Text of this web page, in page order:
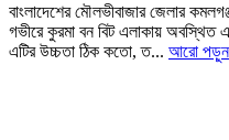
বাংলাদেশের মৌলভীবাজার জেলার
গভীরে কুরমা বন বিট এলাকায় অবস্থিত
এটির উচ্চতা ঠিক কতো, ত... আরো পড়ুন